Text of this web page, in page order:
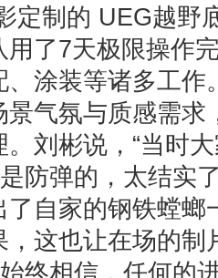
定制的 UEG越野
用了7天极限操作
、涂装等诸多工作
景气氛与质感需求
刘彬说，“当时
弹的，太结实
了自家的钢铁螳螂
，这也让在场的制
相信，任何的